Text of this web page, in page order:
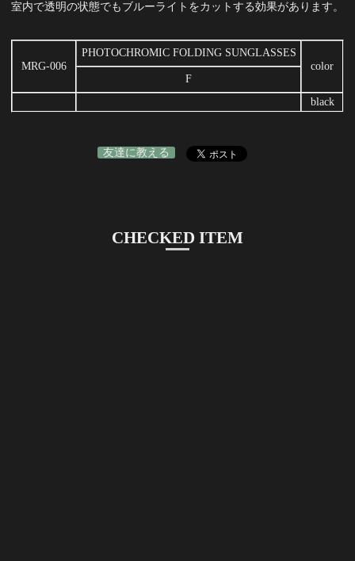
室内で透明の状態でもブルーライトをカットする効果があります。
MRG-006
PHOTOCHROMIC FOLDING SUNGLASSES
color
F
black
友達に教える
CHECKED ITEM